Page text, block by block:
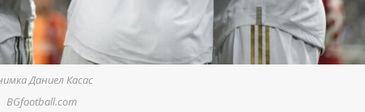
Даниел Касас
BGfootball.com